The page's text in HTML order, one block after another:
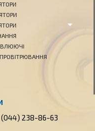
(044) 238-86-63